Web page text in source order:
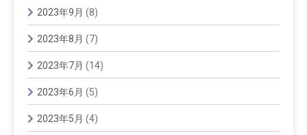
2023年9月 (8)
2023年8月 (7)
2023年7月 (14)
2023年6月 (5)
2023年5月 (4)